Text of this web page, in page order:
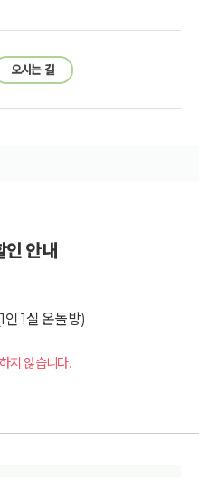
오시는 길
인 안내
1실 온돌방)
지 않습니다.